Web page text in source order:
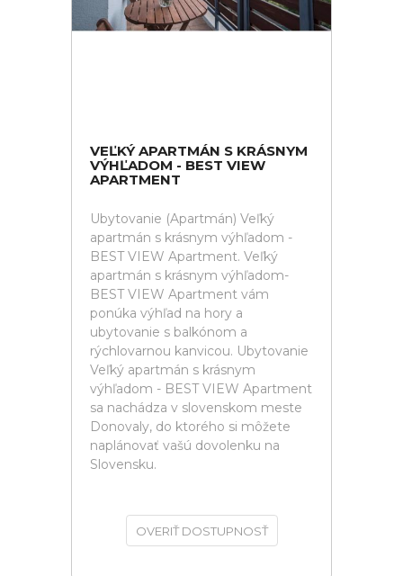
VEĽKÝ APARTMÁN S KRÁSNYM
VÝHĽADOM - BEST VIEW
APARTMENT
Ubytovanie (Apartmán) Veľký
apartmán s krásnym výhľadom -
BEST VIEW Apartment. Veľký
apartmán s krásnym výhľadom-
BEST VIEW Apartment vám
ponúka výhľad na hory a
ubytovanie s balkónom a
rýchlovarnou kanvicou. Ubytovanie
Veľký apartmán s krásnym
výhľadom - BEST VIEW Apartment
sa nachádza v slovenskom meste
Donovaly, do ktorého si môžete
naplánovať vašú dovolenku na
Slovensku.
OVERIŤ DOSTUPNOSŤ